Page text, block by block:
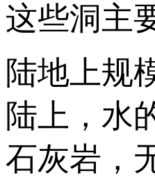
这些洞主
陆地上规
陆上，水
石灰岩，